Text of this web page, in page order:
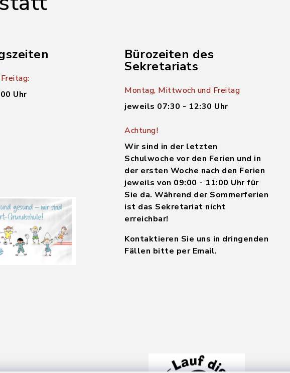
Uhr
Bürozeiten des
Sekretariats
Montag, Mittwoch und Freitag
jeweils 07:30 - 12:30 Uhr
Achtung!
Wir sind in der letzten
Schulwoche vor den Ferien und in
der ersten Woche nach den Ferien
jeweils von 09:00 - 11:00 Uhr für
Sie da. Während der Sommerferien
ist das Sekretariat nicht
erreichbar!
Kontaktieren Sie uns in dringenden
Fällen bitte per Email.